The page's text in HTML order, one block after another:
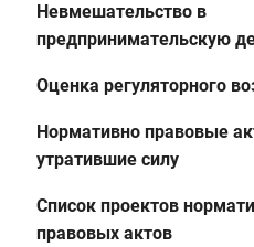
Невмешательство в
предпринимательскую
Оценка регуляторного
Нормативно правовые
утратившие силу
Список проектов
правовых актов